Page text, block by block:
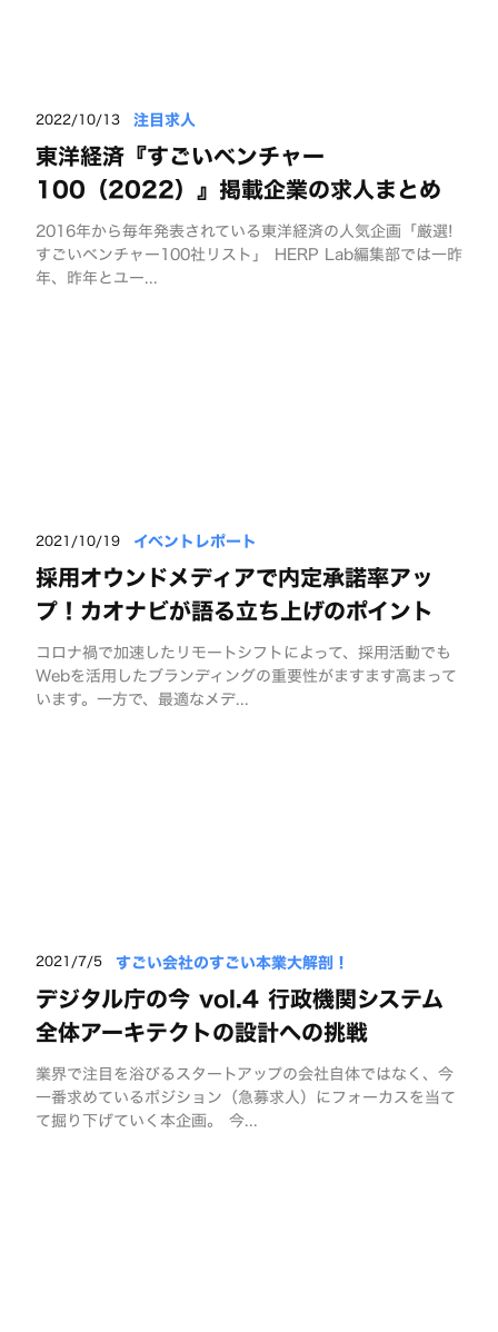
2022/10/13 注目求人
東洋経済『すごいベンチャー
100（2022）』掲載企業の求人まとめ
2016年から毎年発表されている東洋経済の人気企画「厳選!
すごいベンチャー100社リスト」 HERP Lab編集部では一昨
年、昨年とユー...
2021/10/19 イベントレポート
採用オウンドメディアで内定承諾率アッ
プ！カオナビが語る立ち上げのポイント
コロナ禍で加速したリモートシフトによって、採用活動でも
Webを活用したブランディングの重要性がますます高まって
います。一方で、最適なメデ...
2021/7/5 すごい会社のすごい本業大解剖！
デジタル庁の今 vol.4 行政機関システム
全体アーキテクトの設計への挑戦
業界で注目を浴びるスタートアップの会社自体ではなく、今
一番求めているポジション（急募求人）にフォーカスを当て
て掘り下げていく本企画。 今...